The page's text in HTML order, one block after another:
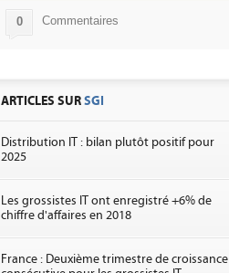
0 Commentaires
ARTICLES SURSGI
Distribution IT : bilan plutôt positif pour
2025
Les grossistes IT ont enregistré +6% de
chiffre d'affaires en 2018
France : Deuxième trimestre de croissance